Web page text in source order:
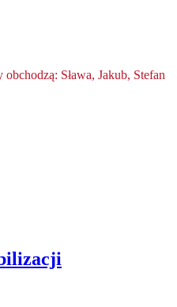
obchodzą: Sława, Jakub, Stefan